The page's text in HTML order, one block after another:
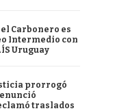
Carbonero es
Intermedio con
Uruguay
prorrogó
traslados